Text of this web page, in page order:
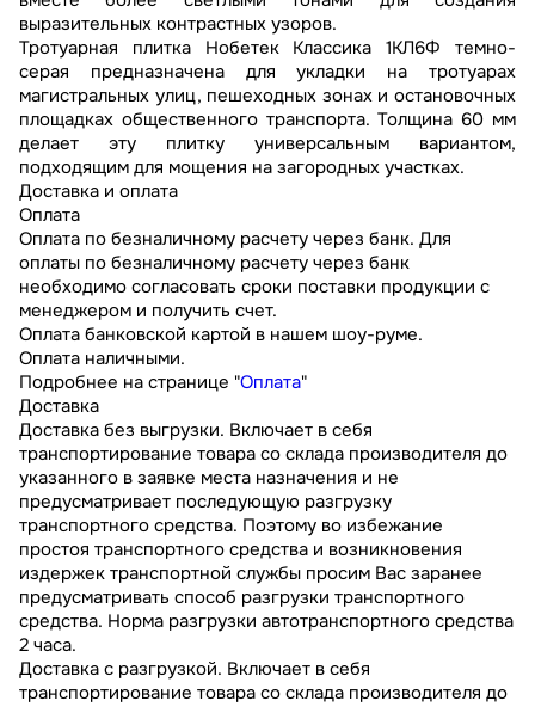
выразительных контрастных узоров.
Тротуарная плитка Нобетек Классика 1КЛ6Ф темно-
серая предназначена для укладки на тротуарах
магистральных улиц, пешеходных зонах и остановочных
площадках общественного транспорта. Толщина 60 мм
делает эту плитку универсальным вариантом,
подходящим для мощения на загородных участках.
Доставка и оплата
Оплата
Оплата по безналичному расчету через банк. Для
оплаты по безналичному расчету через банк
необходимо согласовать сроки поставки продукции с
менеджером и получить счет.
Оплата банковской картой в нашем шоу-руме.
Оплата наличными.
Подробнее на странице "Оплата"
Доставка
Доставка без выгрузки. Включает в себя
транспортирование товара со склада производителя до
указанного в заявке места назначения и не
предусматривает последующую разгрузку
транспортного средства. Поэтому во избежание
простоя транспортного средства и возникновения
издержек транспортной службы просим Вас заранее
предусматривать способ разгрузки транспортного
средства. Норма разгрузки автотранспортного средства
2 часа.
Доставка с разгрузкой. Включает в себя
транспортирование товара со склада производителя до